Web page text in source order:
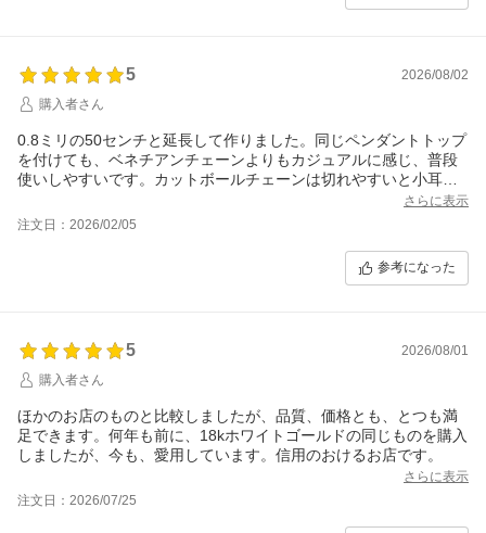
5
2026/08/02
購入者さん
0.8ミリの50センチと延長して作りました。同じペンダントトップ
を付けても、ベネチアンチェーンよりもカジュアルに感じ、普段
使いしやすいです。カットボールチェーンは切れやすいと小耳に
挟んだので、アフターフォローがあるお店が良いと思い、こちら
で購入しました。毎度、問合せ等の対応も早く誠実さがありま
さらに表示
注文日：2026/02/05
参考になった
5
2026/08/01
購入者さん
ほかのお店のものと比較しましたが、品質、価格とも、とつも満
足できます。何年も前に、18kホワイトゴールドの同じものを購入
しましたが、今も、愛用しています。信用のおけるお店です。
さらに表示
注文日：2026/07/25